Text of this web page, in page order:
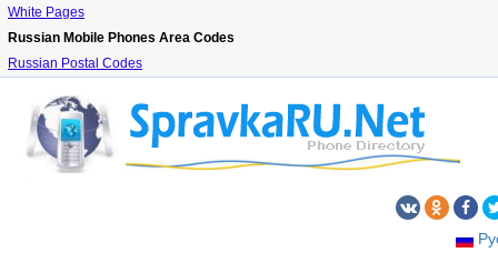
White Pages
Russian Mobile Phones Area Codes
Russian Postal Codes